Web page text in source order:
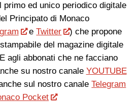
ed unico periodico digitale
Principato di Monaco
eTwitter
) che propone
del magazine digitale
agli abbonati che ne facciano
su nostro canale YOUTUBE
sul nostro canaleTelegram
Pocket